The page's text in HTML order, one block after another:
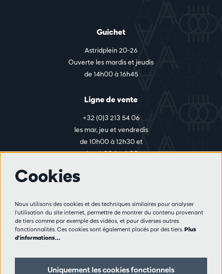
Guichet
Astridplein 20-26
Ouverte les mardis et jeudis
de 14h00 à 16h45
Ligne de vente
+32 (0)3 213 54 06
les mar, jeu et vendredis
de 10h00 à 12h30 et
de 14h00 à 17h00
Règlement des visiteurs
Vie privée
Partenaires
Cookies
Nous utilisons des cookies et des techniques similaires pour analyser
l'utilisation du site internet, permettre de montrer du contenu provenant
de tiers comme par exemple des vidéos, et pour diverses autres
fonctionnalités. Ces cookies sont également placés par des tiers. Plus
d'informations…
Uniquement les cookies fonctionnels